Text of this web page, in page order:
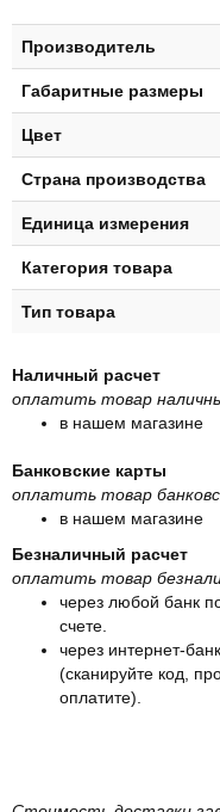
Производитель
Габаритные размеры
Цвет
Страна производства
Единица измерения
Категория товара
Тип товара
Наличный расчет
оплатить товар
в нашем магазине
Банковские карты
оплатить товар
в нашем магазине
Безналичный расчет
оплатить товар
через любой банк
счете.
через интернет-
(сканируйте код,
оплатите).